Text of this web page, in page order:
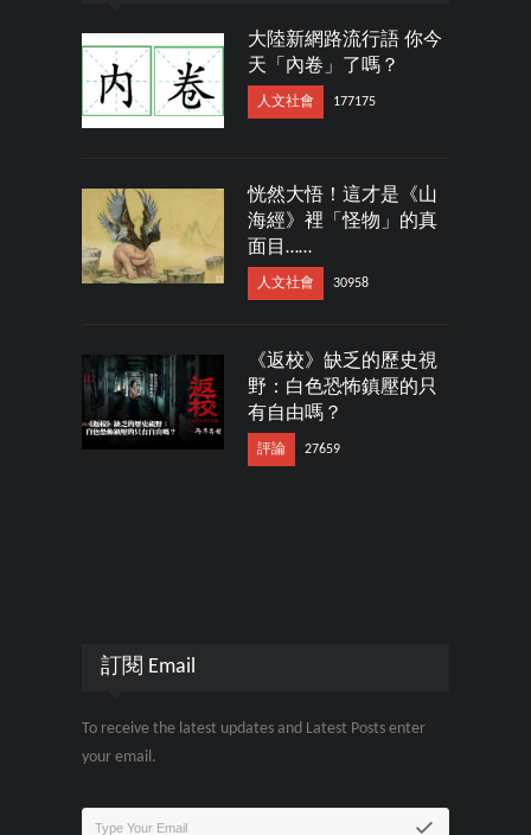
大陸新網路流行語 你今
天「內卷」了嗎？
人文社會 177175
恍然大悟！這才是《山
海經》裡「怪物」的真
面目……
人文社會 30958
《返校》缺乏的歷史視
野：白色恐怖鎮壓的只
有自由嗎？
評論 27659
訂閱 Email
To receive the latest updates and Latest Posts enter
your email.